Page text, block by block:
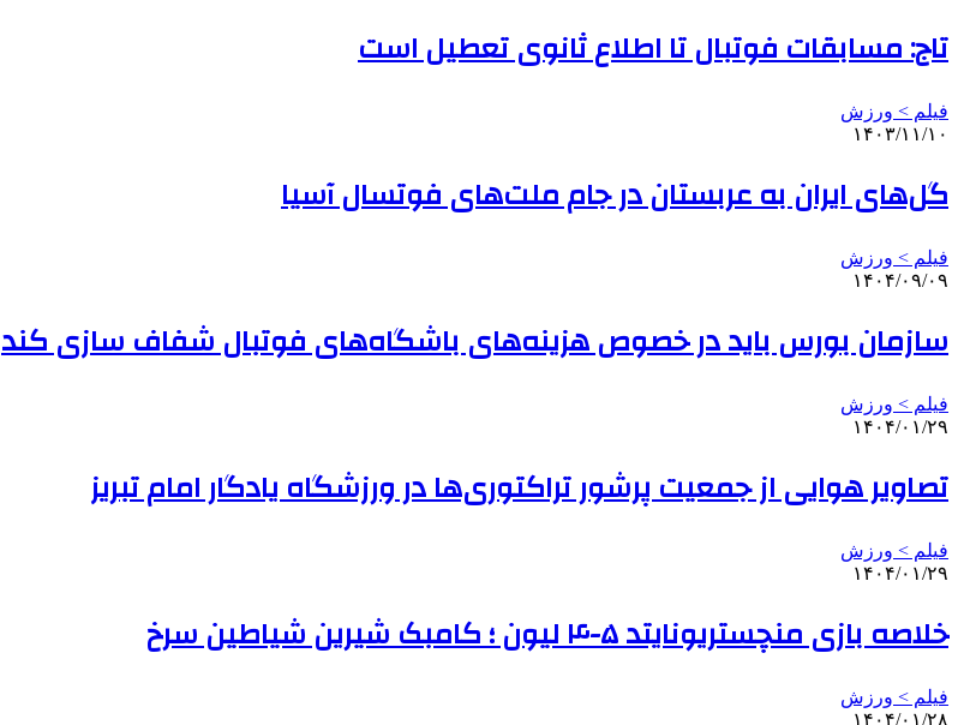
تاج: مسابقات فوتبال تا اطلاع ثانوی تعطیل است
فیلم > ورزش
۱۴۰۳/۱۱/۱۰
گل‌های ایران به عربستان در جام ملت‌های فوتسال آسیا
فیلم > ورزش
۱۴۰۴/۰۹/۰۹
سازمان بورس باید در خصوص هزینه‌های باشگاه‌های فوتبال شفاف سازی کند
فیلم > ورزش
۱۴۰۴/۰۱/۲۹
تصاویر هوایی از جمعیت پرشور تراکتوری‌ها در ورزشگاه یادگار امام تبریز
فیلم > ورزش
۱۴۰۴/۰۱/۲۹
خلاصه بازی منچستریونایتد ۵-۴ لیون ؛ کامبک شیرین شیاطین سرخ
فیلم > ورزش
۱۴۰۴/۰۱/۲۸